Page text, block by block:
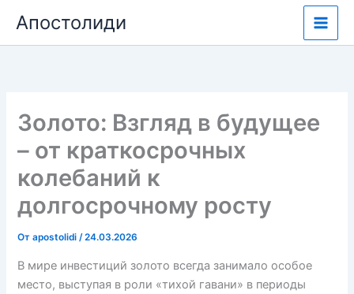
содержимому
Апостолиди
Золото: Взгляд в будущее
– от краткосрочных
колебаний к
долгосрочному росту
Отapostolidi/24.03.2026
В мире инвестиций золото всегда занимало особое
место, выступая в роли «тихой гавани» в периоды